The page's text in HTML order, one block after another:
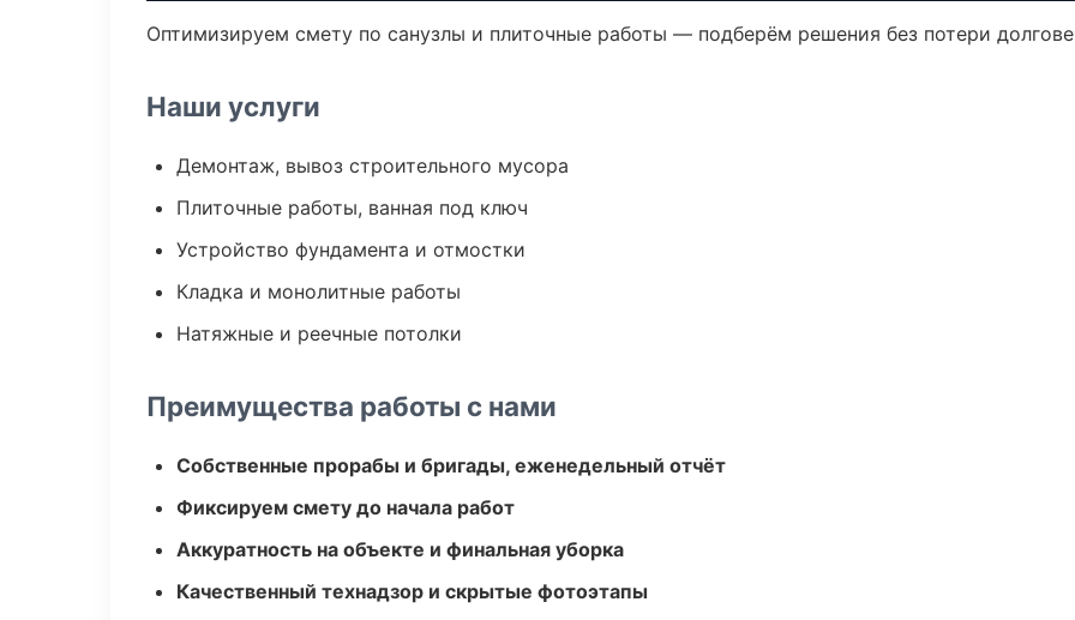
Оптимизируем смету по санузлы и плиточные работы — подберём решения без потери
Наши услуги
Демонтаж, вывоз строительного мусора
Плиточные работы, ванная под ключ
Устройство фундамента и отмостки
Кладка и монолитные работы
Натяжные и реечные потолки
Преимущества работы с нами
Собственные прорабы и бригады, еженедельный отчёт
Фиксируем смету до начала работ
Аккуратность на объекте и финальная уборка
Качественный технадзор и скрытые фотоэтапы